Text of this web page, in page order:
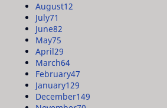
August12
July71
June82
May75
April29
March64
February47
January129
December149